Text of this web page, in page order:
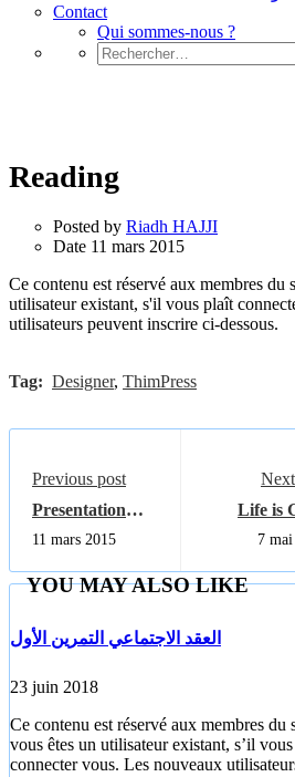
Contact
Qui sommes-nous ?
Rechercher :
Reading
Posted by Riadh HAJJI
Date 11 mars 2015
Ce contenu est réservé aux membres du
utilisateur existant, s'il vous plaît
utilisateurs peuvent inscrire ci-dessous.
Tag: Designer, ThimPress
Previous post
Presentation
2015
11 mars 2015
Life is
7
YOU MAY ALSO LIKE
العقد الاجتماعي التمرين الأول
23 juin 2018
Ce contenu est réservé aux membres du
vous êtes un utilisateur existant, s’il
connecter vous. Les nouveaux